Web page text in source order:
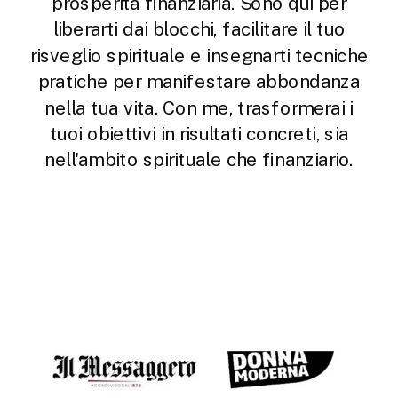
liberarti dai blocchi, facilitare il tuo
risveglio spirituale e insegnarti tecniche
pratiche per manifestare abbondanza
nella tua vita. Con me, trasformerai i
tuoi obiettivi in risultati concreti, sia
nell'ambito spirituale che finanziario.